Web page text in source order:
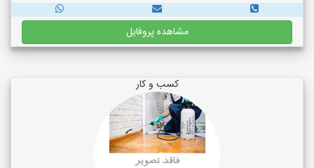
مشاهده پروفایل
کسب و کار